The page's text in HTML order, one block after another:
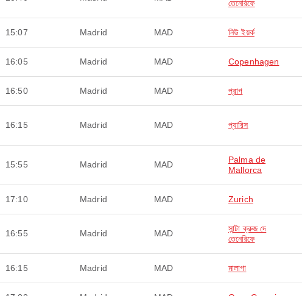
তেনেরিফে
15:07 Madrid MAD নিউ ইয়র্ক
16:05 Madrid MAD Copenhagen
16:50 Madrid MAD প্রাগ
16:15 Madrid MAD প্যারিস
15:55 Madrid MAD
Palma de
Mallorca
17:10 Madrid MAD Zurich
16:55 Madrid MAD
সান্টা ক্রুজ দে
তেনেরিফে
16:15 Madrid MAD মালাগা